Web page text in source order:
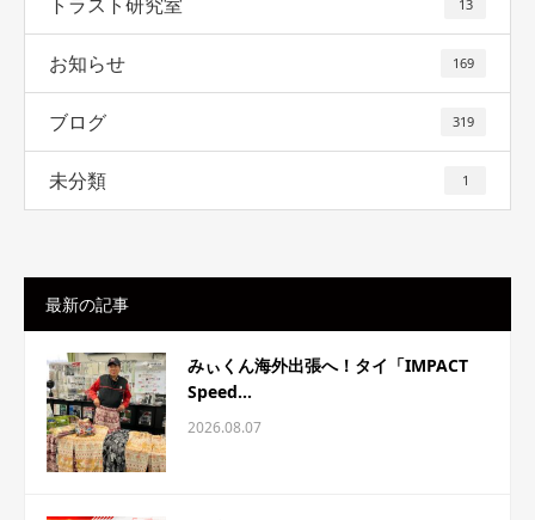
13
お知らせ 169
ブログ 319
未分類 1
最新の記事
みぃくん海外出張へ！タイ「IMPACT
Speed...
2026.08.07